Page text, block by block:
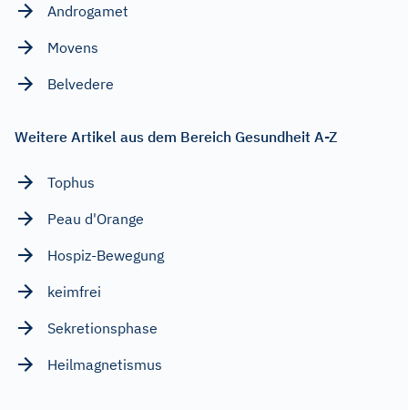
Androgamet
Movens
Belvedere
Weitere Artikel aus dem Bereich Gesundheit A-Z
Tophus
Peau d'Orange
Hospiz-Bewegung
keimfrei
Sekretionsphase
Heilmagnetismus